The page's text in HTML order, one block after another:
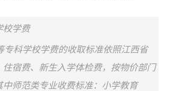
校学费
专科学校学费的收取标准依照江西省
宿费、新生入学体检费，按物价部门
中师范类专业收费标准：小学教育